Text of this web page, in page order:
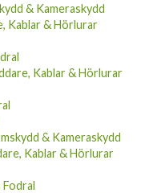
Kablar & Hörlurar
Kablar & Hörlurar
& Kameraskydd
Kablar & Hörlurar
Kablar & Hörlurar